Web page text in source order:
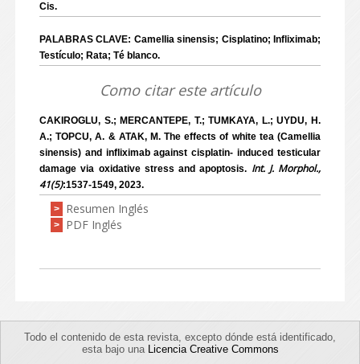
Cis.
PALABRAS CLAVE: Camellia sinensis; Cisplatino; Infliximab;
Testículo; Rata; Té blanco.
Como citar este artículo
CAKIROGLU, S.; MERCANTEPE, T.; TUMKAYA, L.; UYDU, H.
A.; TOPCU, A. & ATAK, M. The effects of white tea (Camellia
sinensis) and infliximab against cisplatin- induced testicular
damage via oxidative stress and apoptosis. Int. J. Morphol.,
41(5):1537-1549, 2023.
> Resumen Inglés
> PDF Inglés
Todo el contenido de esta revista, excepto dónde está identificado,
esta bajo una Licencia Creative Commons